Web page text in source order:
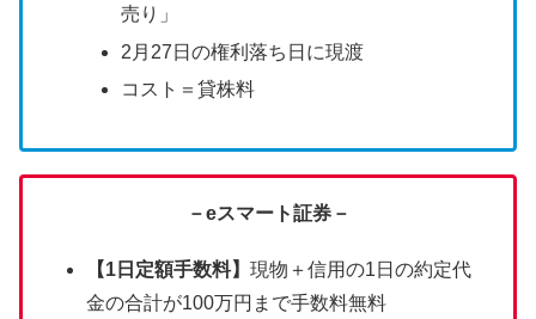
売り」
2月27日の権利落ち日に現渡
コスト＝貸株料
－eスマート証券－
【1日定額手数料】現物＋信用の1日の約定代
金の合計が100万円まで手数料無料